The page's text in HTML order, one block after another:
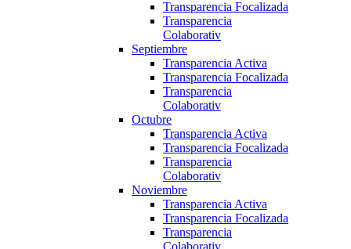
Transparencia Focalizada
Transparencia
Colaborativ
Septiembre
Transparencia Activa
Transparencia Focalizada
Transparencia
Colaborativ
Octubre
Transparencia Activa
Transparencia Focalizada
Transparencia
Colaborativ
Noviembre
Transparencia Activa
Transparencia Focalizada
Transparencia
Colaborativ